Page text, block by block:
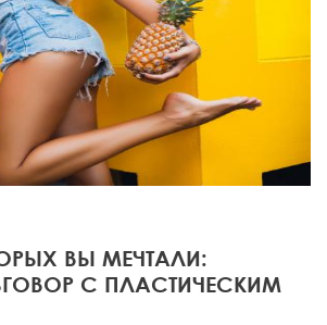
ВЫ МЕЧТАЛИ:
С ПЛАСТИЧЕСКИМ